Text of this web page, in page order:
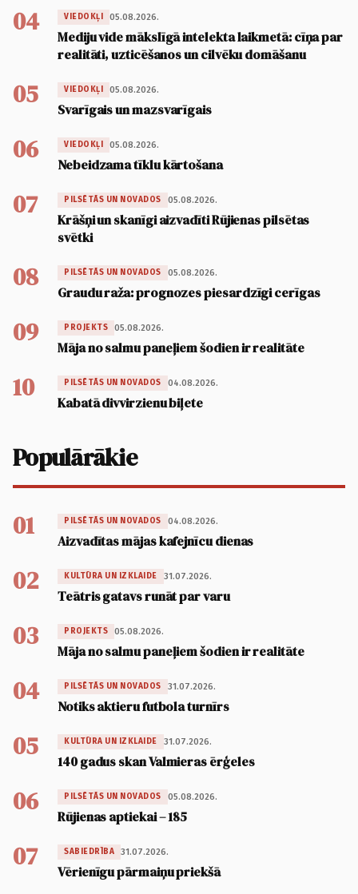
04 VIEDOKĻI 05.08.2026.
Mediju vide mākslīgā intelekta laikmetā: cīņa par
realitāti, uzticēšanos un cilvēku domāšanu
05 VIEDOKĻI 05.08.2026.
Svarīgais un mazsvarīgais
06 VIEDOKĻI 05.08.2026.
Nebeidzama tīklu kārtošana
07 PILSĒTĀS UN NOVADOS 05.08.2026.
Krāšņi un skanīgi aizvadīti Rūjienas pilsētas
svētki
08 PILSĒTĀS UN NOVADOS 05.08.2026.
Graudu raža: prognozes piesardzīgi cerīgas
09 PROJEKTS 05.08.2026.
Māja no salmu paneļiem šodien ir realitāte
10 PILSĒTĀS UN NOVADOS 04.08.2026.
Kabatā divvirzienu biļete
Populārākie
01 PILSĒTĀS UN NOVADOS 04.08.2026.
Aizvadītas mājas kafejnīcu dienas
02 KULTŪRA UN IZKLAIDE 31.07.2026.
Teātris gatavs runāt par varu
03 PROJEKTS 05.08.2026.
Māja no salmu paneļiem šodien ir realitāte
04 PILSĒTĀS UN NOVADOS 31.07.2026.
Notiks aktieru futbola turnīrs
05 KULTŪRA UN IZKLAIDE 31.07.2026.
140 gadus skan Valmieras ērģeles
06 PILSĒTĀS UN NOVADOS 05.08.2026.
Rūjienas aptiekai – 185
07 SABIEDRĪBA 31.07.2026.
Vērienīgu pārmaiņu priekšā